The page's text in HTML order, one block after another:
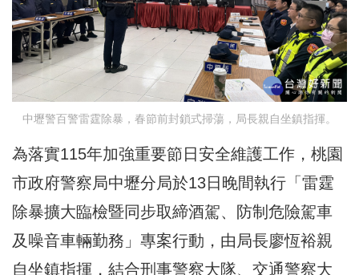
中壢警百警雷霆除暴，春節前封鎖式掃蕩，局長親自坐鎮指揮。
為落實115年加強重要節日安全維護工作，桃園
市政府警察局中壢分局於13日晚間執行「雷霆
除暴擴大臨檢暨同步取締酒駕、防制危險駕車
及噪音車輛勤務」專案行動，由局長廖恆裕親
自坐鎮指揮，結合刑事警察大隊、交通警察大